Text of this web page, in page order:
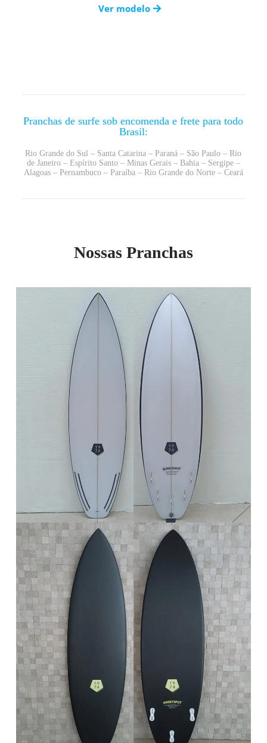
Ver modelo
Pranchas de surfe sob encomenda e frete para todo
Brasil:
Rio Grande do Sul – Santa Catarina – Paraná – São Paulo – Rio
de Janeiro – Espírito Santo – Minas Gerais – Bahia – Sergipe –
Alagoas – Pernambuco – Paraíba – Rio Grande do Norte – Ceará
Nossas Pranchas